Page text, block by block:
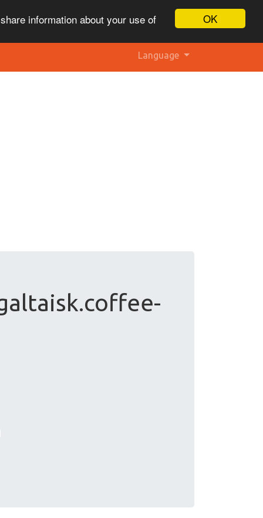
OK
information about your use of
Language